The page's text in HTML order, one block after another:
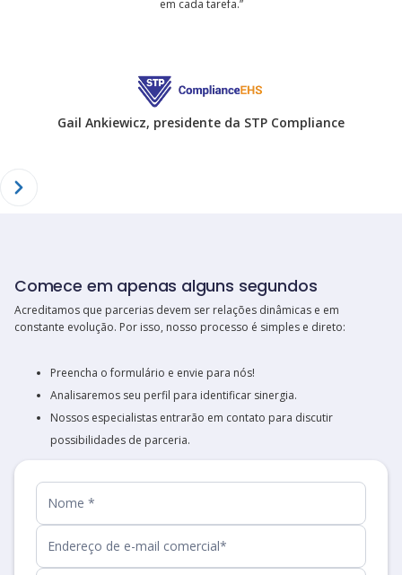
Hawn Hall, vice-presidente do Azure
operadores
Slide 3 of 4.
Comece em apenas alguns segundos
Acreditamos que parcerias devem ser relações dinâmicas e em
constante evolução. Por isso, nosso processo é simples e direto:
Preencha o formulário e envie para nós!
Analisaremos seu perfil para identificar sinergia.
Nossos especialistas entrarão em contato para discutir
possibilidades de parceria.